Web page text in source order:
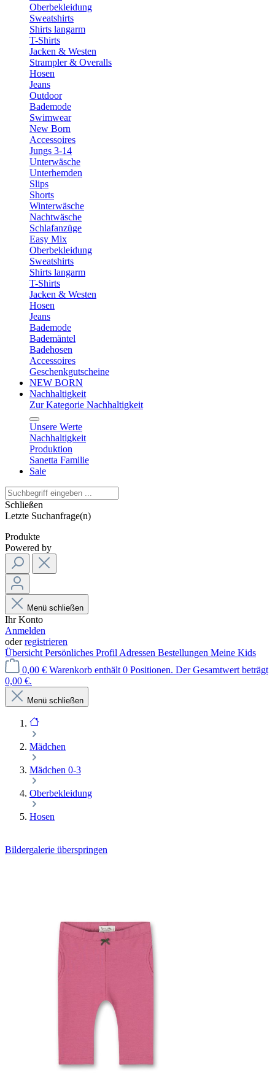
Oberbekleidung
Sweatshirts
Shirts langarm
T-Shirts
Jacken & Westen
Strampler & Overalls
Hosen
Jeans
Outdoor
Bademode
Swimwear
New Born
Accessoires
Jungs 3-14
Unterwäsche
Unterhemden
Slips
Shorts
Winterwäsche
Nachtwäsche
Schlafanzüge
Easy Mix
Oberbekleidung
Sweatshirts
Shirts langarm
T-Shirts
Jacken & Westen
Hosen
Jeans
Bademode
Bademäntel
Badehosen
Accessoires
Geschenkgutscheine
NEW BORN
Nachhaltigkeit
Zur Kategorie Nachhaltigkeit
Unsere Werte
Nachhaltigkeit
Produktion
Sanetta Familie
Sale
Schließen
Letzte Suchanfrage(n)
Produkte
Powered by
Menü schließen
Ihr Konto
Anmelden
oderregistrieren
Übersicht Persönliches Profil Adressen Bestellungen Meine Kids
0,00 € Warenkorb enthält 0 Positionen. Der Gesamtwert beträgt
0,00 €.
Menü schließen
Mädchen
Mädchen 0-3
Oberbekleidung
Hosen
Bildergalerie überspringen